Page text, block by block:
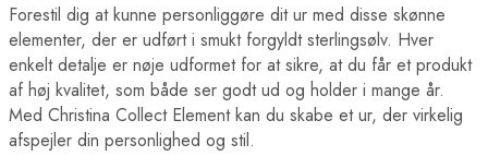
Forestil dig at kunne personliggøre dit ur med disse skønne
elementer, der er udført i smukt forgyldt sterlingsølv. Hver
enkelt detalje er nøje udformet for at sikre, at du får et produkt
af høj kvalitet, som både ser godt ud og holder i mange år.
Med Christina Collect Element kan du skabe et ur, der virkelig
afspejler din personlighed og stil.